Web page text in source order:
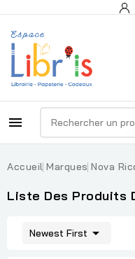

Accueil Marques Nova
Liste Des Produits
Newest First 